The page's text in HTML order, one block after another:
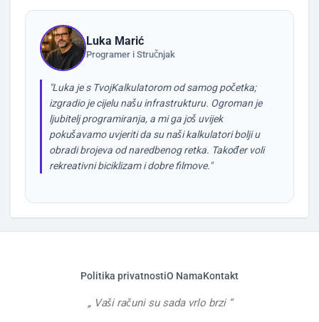
Luka Marić
Programer i Stručnjak
"Luka je s TvojKalkulatorom od samog početka;
izgradio je cijelu našu infrastrukturu. Ogroman je
ljubitelj programiranja, a mi ga još uvijek
pokušavamo uvjeriti da su naši kalkulatori bolji u
obradi brojeva od naredbenog retka. Također voli
rekreativni biciklizam i dobre filmove."
Politika privatnostiO NamaKontakt
Vaši računi su sada vrlo brzi